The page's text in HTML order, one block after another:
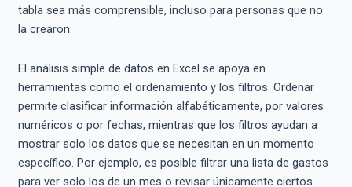
tabla sea más comprensible, incluso para personas que no
la crearon.
El análisis simple de datos en Excel se apoya en
herramientas como el ordenamiento y los filtros. Ordenar
permite clasificar información alfabéticamente, por valores
numéricos o por fechas, mientras que los filtros ayudan a
mostrar solo los datos que se necesitan en un momento
específico. Por ejemplo, es posible filtrar una lista de gastos
para ver solo los de un mes o revisar únicamente ciertos